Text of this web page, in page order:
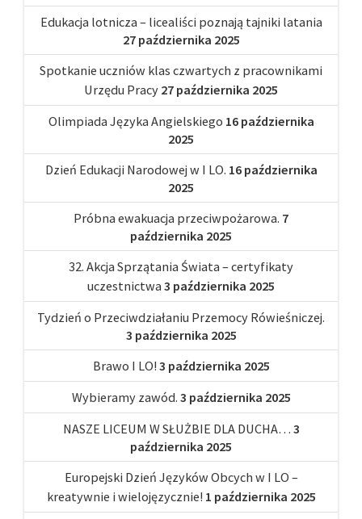
Edukacja lotnicza – licealiści poznają tajniki latania
27 października 2025
Spotkanie uczniów klas czwartych z pracownikami
Urzędu Pracy 27 października 2025
Olimpiada Języka Angielskiego 16 października
2025
Dzień Edukacji Narodowej w I LO. 16 października
2025
Próbna ewakuacja przeciwpożarowa. 7
października 2025
32. Akcja Sprzątania Świata – certyfikaty
uczestnictwa 3 października 2025
Tydzień o Przeciwdziałaniu Przemocy Rówieśniczej.
3 października 2025
Brawo I LO! 3 października 2025
Wybieramy zawód. 3 października 2025
NASZE LICEUM W SŁUŻBIE DLA DUCHA… 3
października 2025
Europejski Dzień Języków Obcych w I LO –
kreatywnie i wielojęzycznie! 1 października 2025